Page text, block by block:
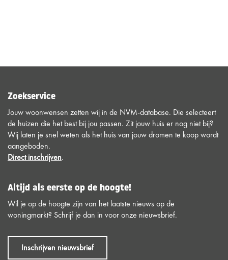
Zoekservice
Jouw woonwensen zetten wij in de NVM-database. Die selecteert
de huizen die het best bij jou passen. Zit jouw huis er nog niet bij?
Wij laten je snel weten als het huis van jouw dromen te koop wordt
aangeboden.
Direct inschrijven.
Altijd als eerste op de hoogte!
Wil je op de hoogte zijn van het laatste nieuws op de
woningmarkt? Schrijf je dan in voor onze nieuwsbrief.
Inschrijven nieuwsbrief